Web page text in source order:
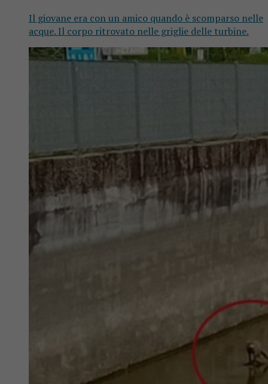
Il giovane era con un amico quando è scomparso nelle
acque. Il corpo ritrovato nelle griglie delle turbine.